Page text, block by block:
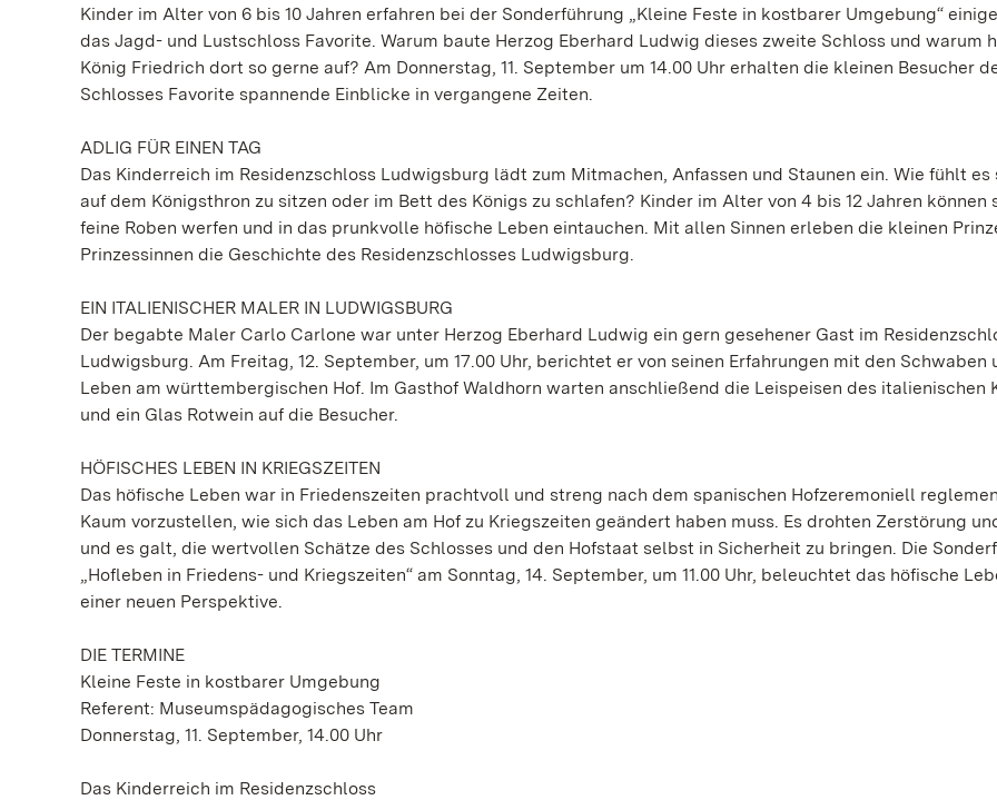
Kinder im Alter von 6 bis 10 Jahren erfahren bei der Sonderführung „Kleine Feste in kostbarer Umgebung“
das Jagd- und Lustschloss Favorite. Warum baute Herzog Eberhard Ludwig dieses zweite Schloss und warum
König Friedrich dort so gerne auf? Am Donnerstag, 11. September um 14.00 Uhr erhalten die kleinen Besucher
Schlosses Favorite spannende Einblicke in vergangene Zeiten.
ADLIG FÜR EINEN TAG
Das Kinderreich im Residenzschloss Ludwigsburg lädt zum Mitmachen, Anfassen und Staunen ein. Wie fühlt es
auf dem Königsthron zu sitzen oder im Bett des Königs zu schlafen? Kinder im Alter von 4 bis 12 Jahren können
feine Roben werfen und in das prunkvolle höfische Leben eintauchen. Mit allen Sinnen erleben die kleinen
Prinzessinnen die Geschichte des Residenzschlosses Ludwigsburg.
EIN ITALIENISCHER MALER IN LUDWIGSBURG
Der begabte Maler Carlo Carlone war unter Herzog Eberhard Ludwig ein gern gesehener Gast im
Ludwigsburg. Am Freitag, 12. September, um 17.00 Uhr, berichtet er von seinen Erfahrungen mit den Schwaben
Leben am württembergischen Hof. Im Gasthof Waldhorn warten anschließend die Leispeisen des italienischen
und ein Glas Rotwein auf die Besucher.
HÖFISCHES LEBEN IN KRIEGSZEITEN
Das höfische Leben war in Friedenszeiten prachtvoll und streng nach dem spanischen Hofzeremoniell
Kaum vorzustellen, wie sich das Leben am Hof zu Kriegszeiten geändert haben muss. Es drohten Zerstörung
und es galt, die wertvollen Schätze des Schlosses und den Hofstaat selbst in Sicherheit zu bringen. Die
„Hofleben in Friedens- und Kriegszeiten“ am Sonntag, 14. September, um 11.00 Uhr, beleuchtet das höfische
einer neuen Perspektive.
DIE TERMINE
Kleine Feste in kostbarer Umgebung
Referent: Museumspädagogisches Team
Donnerstag, 11. September, 14.00 Uhr
Das Kinderreich im Residenzschloss